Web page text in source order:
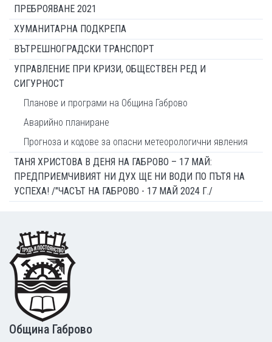
ПРЕБРОЯВАНЕ 2021
ХУМАНИТАРНА ПОДКРЕПА
ВЪТРЕШНОГРАДСКИ ТРАНСПОРТ
УПРАВЛЕНИЕ ПРИ КРИЗИ, ОБЩЕСТВЕН РЕД И
СИГУРНОСТ
Планове и програми на Община Габрово
Аварийно планиране
Прогноза и кодове за опасни метеорологични явления
ТАНЯ ХРИСТОВА В ДЕНЯ НА ГАБРОВО – 17 МАЙ:
ПРЕДПРИЕМЧИВИЯТ НИ ДУХ ЩЕ НИ ВОДИ ПО ПЪТЯ НА
УСПЕХА! /"ЧАСЪТ НА ГАБРОВО - 17 МАЙ 2024 Г./
Footer
Община Габрово